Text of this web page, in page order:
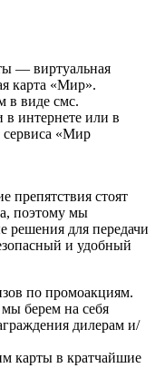
— виртуальная
карта «Мир».
в виде смс.
интернете или в
«Мир
препятствия стоят
поэтому мы
решения для передачи
и удобный
по промоакциям.
берем на себя
дилерам и/
карты в кратчайшие